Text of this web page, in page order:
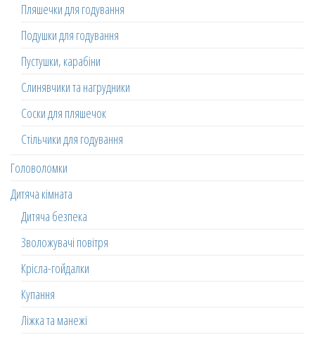
Пляшечки для годування
Подушки для годування
Пустушки, карабіни
Слинявчики та нагрудники
Соски для пляшечок
Стільчики для годування
Головоломки
Дитяча кімната
Дитяча безпека
Зволожувачі повітря
Крісла-гойдалки
Купання
Ліжка та манежі